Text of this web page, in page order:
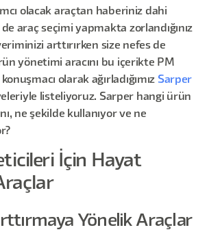
olacak araçtan haberiniz dahi
araç seçimi yapmakta zorlandığınız
arttırırken size nefes de
yönetimi aracını bu içerikte PM
olarak ağırladığımız Sarper
listeliyoruz. Sarper hangi ürün
ne şekilde kullanıyor ve ne
İçin Hayat
Yönelik Araçlar